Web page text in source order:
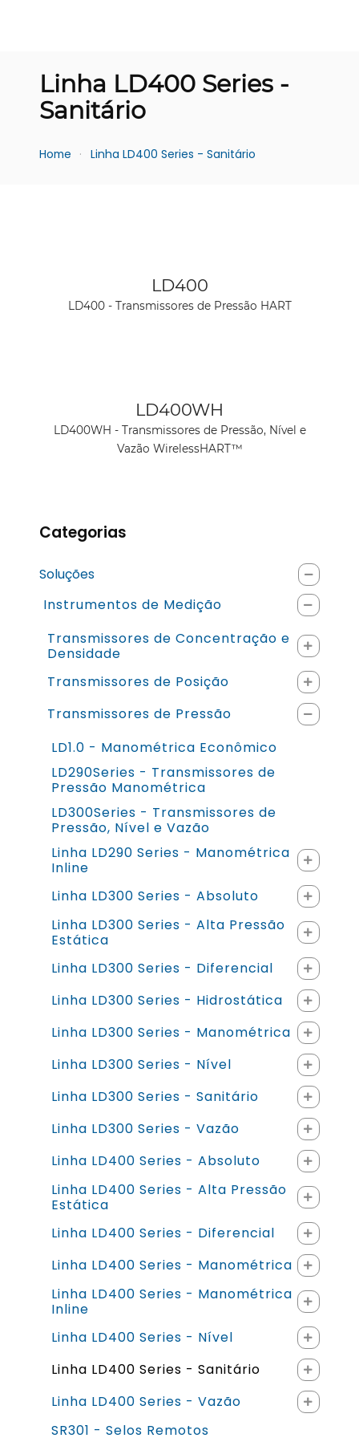
Linha LD400 Series -
Sanitário
Home Linha LD400 Series - Sanitário
Ver produto
LD400
LD400 - Transmissores de Pressão HART
Ver produto
LD400WH
LD400WH - Transmissores de Pressão, Nível e
Vazão WirelessHART™
Categorias
Soluções
Instrumentos de Medição
Transmissores de Concentração e
Densidade
Transmissores de Posição
Transmissores de Pressão
LD1.0 - Manométrica Econômico
LD290Series - Transmissores de
Pressão Manométrica
LD300Series - Transmissores de
Pressão, Nível e Vazão
Linha LD290 Series - Manométrica
Inline
Linha LD300 Series - Absoluto
Linha LD300 Series - Alta Pressão
Estática
Linha LD300 Series - Diferencial
Linha LD300 Series - Hidrostática
Linha LD300 Series - Manométrica
Linha LD300 Series - Nível
Linha LD300 Series - Sanitário
Linha LD300 Series - Vazão
Linha LD400 Series - Absoluto
Linha LD400 Series - Alta Pressão
Estática
Linha LD400 Series - Diferencial
Linha LD400 Series - Manométrica
Linha LD400 Series - Manométrica
Inline
Linha LD400 Series - Nível
Linha LD400 Series - Sanitário
Linha LD400 Series - Vazão
SR301 - Selos Remotos